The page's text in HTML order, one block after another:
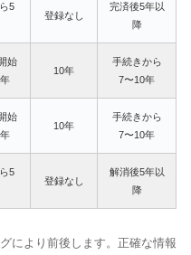
5
登録なし
完済後5年以
降
始
10年
手続きから
7〜10年
始
10年
手続きから
7〜10年
5
登録なし
解消後5年以
降
により前後します。正確な情報